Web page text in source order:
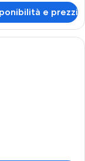
e prezzi
piani in legno con